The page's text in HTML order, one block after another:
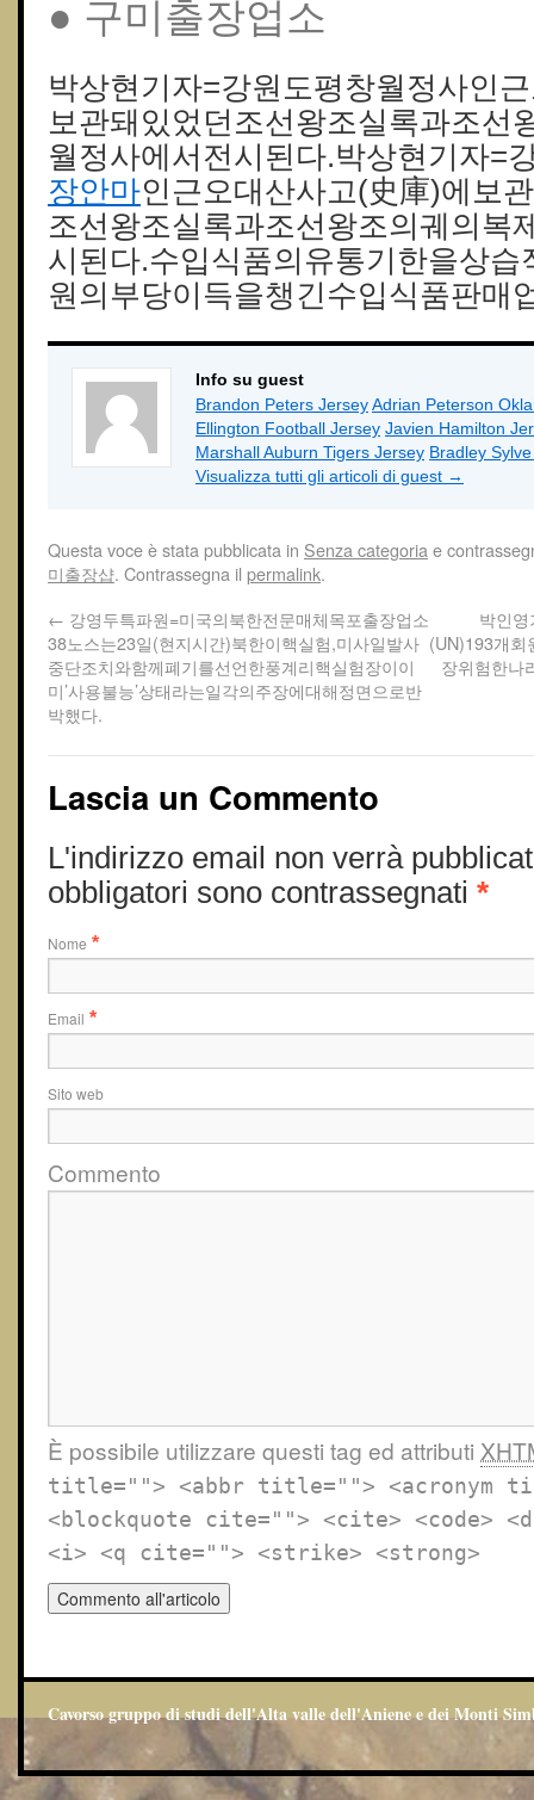
● 구미출장업소
박상현기자=강원도평창월정사인
보관돼있었던조선왕조실록과조선
월정사에서전시된다.박상현기자=
장안마인근오대산사고(史庫)에보
조선왕조실록과조선왕조의궤의복
시된다.수입식품의유통기한을상습
원의부당이득을챙긴수입식품판매
Info su guest
Brandon Peters JerseyAdrian Peterson
Ellington Football Jersey Javien Hamilton
Marshall Auburn Tigers Jersey Bradley
Visualizza tutti gli articoli di guest →
Questa voce è stata pubblicata in Senza categoria e
미 출장샵. Contrassegna il permalink.
← 강영두특파원=미국의북한전문매체목포출장업소
38노스는23일(현지시간)북한이핵실험,미사일발사
중단조치와함께폐기를선언한풍계리핵실험장이이
미’사용불능’상태라는일각의주장에대해정면으로반
박했다.
박인
(UN)193개회
장위험한나
Lascia un Commento
L'indirizzo email non verrà
obbligatori sono contrassegnati *
Nome *
Email *
Sito web
Commento
È possibile utilizzare questi tag ed attributi
title=""> <abbr title=""> <acronym
<blockquote cite=""> <cite> <code>
<i> <q cite=""> <strike> <strong>
Cavorso gruppo di studi dell'Alta valle dell'Aniene e dei Monti